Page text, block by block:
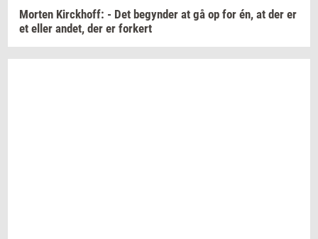
Mor­ten Kirck­hoff: - Det be­gyn­der at gå op for én, at der er
et eller andet, der er for­kert